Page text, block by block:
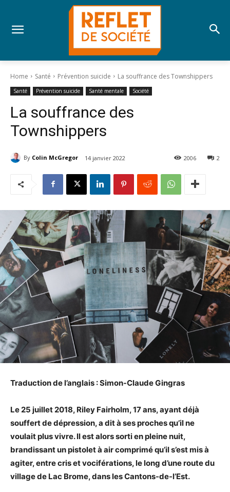
Home Santé Prévention suicide La souffrance des Townshippers
Santé Prévention suicide Santé mentale Société
La souffrance des
Townshippers
By Colin McGregor 14 janvier 2022 2
2006
Traduction de l’anglais : Simon-Claude Gingras
Le 25 juillet 2018, Riley Fairholm, 17 ans, ayant déjà
souffert de dépression, a dit à ses proches qu’il ne
voulait plus vivre. Il est alors sorti en pleine nuit,
brandissant un pistolet à air comprimé qu’il s’est mis à
agiter, entre cris et vociférations, le long d’une route du
village de Lac Brome, dans les Cantons-de-l’Est.